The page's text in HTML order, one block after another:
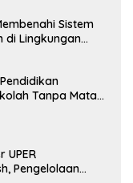
Sistem
di Lingkungan
Tanpa Mata
UPER
Pengelolaan